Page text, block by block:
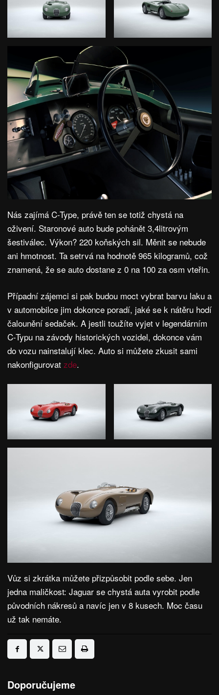
Nás zajímá C-Type, právě ten se totiž chystá na
oživení. Staronové auto bude pohánět 3,4litrovým
šestiválec. Výkon? 220 koňských sil. Měnit se nebude
ani hmotnost. Ta setrvá na hodnotě 965 kilogramů, což
znamená, že se auto dostane z 0 na 100 za osm vteřin.
Případní zájemci si pak budou moct vybrat barvu laku a
v automobilce jim dokonce poradí, jaké se k nátěru hodí
čalounění sedaček. A jestli toužíte vyjet v legendárním
C-Typu na závody historických vozidel, dokonce vám
do vozu nainstalují klec. Auto si můžete zkusit sami
nakonfigurovat zde.
Vůz si zkrátka můžete přizpůsobit podle sebe. Jen
jedna maličkost: Jaguar se chystá auta vyrobit podle
původních nákresů a navíc jen v 8 kusech. Moc času
už tak nemáte.
Doporučujeme